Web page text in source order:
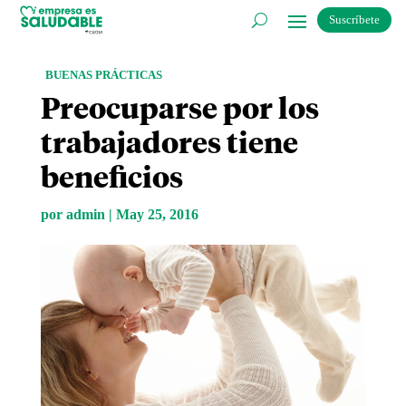
Suscríbete
BUENAS PRÁCTICAS
Preocuparse por los
trabajadores tiene
beneficios
por admin | May 25, 2016